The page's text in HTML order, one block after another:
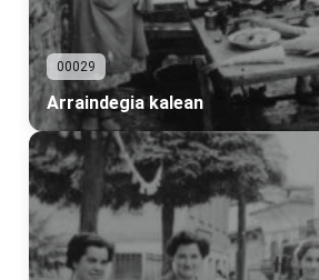
00029
Arraindegia kalean